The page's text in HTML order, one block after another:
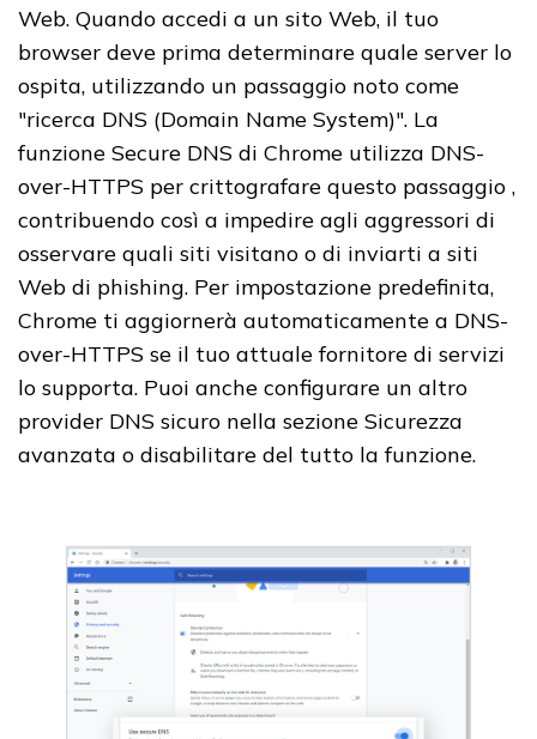
Web. Quando accedi a un sito Web, il tuo
browser deve prima determinare quale server lo
ospita, utilizzando un passaggio noto come
"ricerca DNS (Domain Name System)". La
funzione Secure DNS di Chrome utilizza DNS-
over-HTTPS per crittografare questo passaggio ,
contribuendo così a impedire agli aggressori di
osservare quali siti visitano o di inviarti a siti
Web di phishing. Per impostazione predefinita,
Chrome ti aggiornerà automaticamente a DNS-
over-HTTPS se il tuo attuale fornitore di servizi
lo supporta. Puoi anche configurare un altro
provider DNS sicuro nella sezione Sicurezza
avanzata o disabilitare del tutto la funzione.